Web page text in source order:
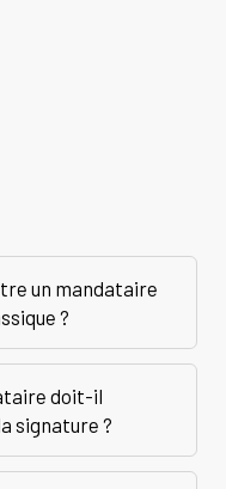
un mandataire
?
doit-il
signature ?